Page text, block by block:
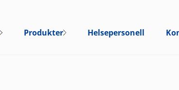
Produkter Helsepersonell